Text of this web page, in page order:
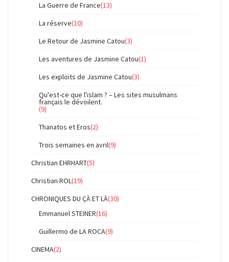
La Guerre de France(13)
La réserve(10)
Le Retour de Jasmine Catou(3)
Les aventures de Jasmine Catou(1)
Les exploits de Jasmine Catou(3)
Qu'est-ce que l'islam ? – Les sites musulmans
français le dévoilent.
(9)
Thanatos et Eros(2)
Trois semaines en avril(9)
Christian EHRHART(5)
Christian ROL(19)
CHRONIQUES DU ÇÀ ET LÀ(30)
Emmanuel STEINER(16)
Guillermo de LA ROCA(9)
CINEMA(2)